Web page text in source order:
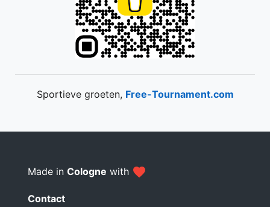
Sportieve groeten, Free-Tournament.com
Made in Cologne with
Contact